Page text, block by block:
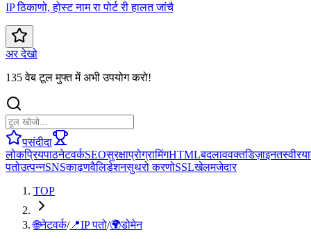
IP ठिकाणो, होस्ट नाम रा पोर्ट री हालत जांचै
अर देखो
135 वेब टूल मुफ्त में अभी उपयोग करो!
पसंदीदा
लोकप्रियपाठनेटवर्कSEOसुरक्षाप्रोग्रामिंगHTMLबदलाववक्तडिज़ाइनतस्वीर
पतोउत्पन्नSNSकाढ़णवैलिडेशनसुथरो करणोSSLखेलमजेदार
TOP
🌐नेटवर्क/📍IP पतो/🌍डोमेन